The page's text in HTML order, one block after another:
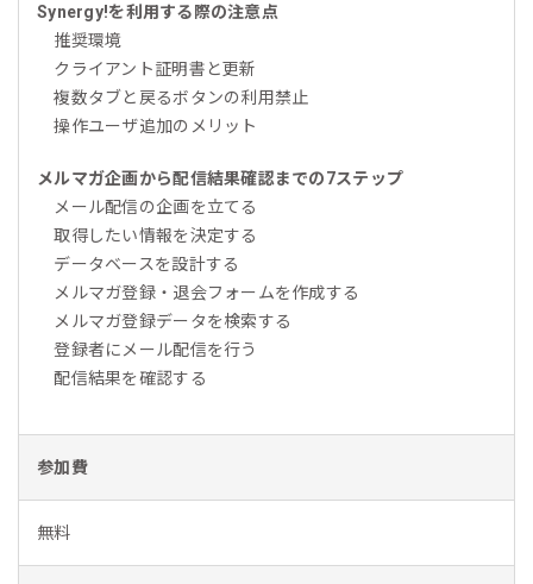
Synergy!を利用する際の注意点
推奨環境
クライアント証明書と更新
複数タブと戻るボタンの利用禁止
操作ユーザ追加のメリット
メルマガ企画から配信結果確認までの7ステップ
メール配信の企画を立てる
取得したい情報を決定する
データベースを設計する
メルマガ登録・退会フォームを作成する
メルマガ登録データを検索する
登録者にメール配信を行う
配信結果を確認する
参加費
無料